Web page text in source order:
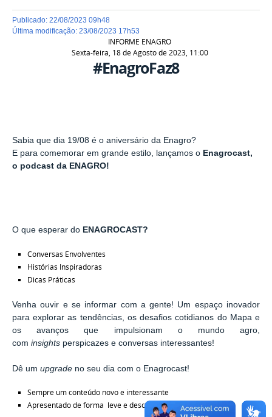
publicado: 22/08/2023 09h48
última modificação: 23/08/2023 17h53
INFORME ENAGRO
Sexta-feira, 18 de Agosto de 2023, 11:00
#EnagroFaz8
Sabia que dia 19/08 é o aniversário da Enagro?
E para comemorar em grande estilo, lançamos o Enagrocast,
o podcast da ENAGRO!
O que esperar do ENAGROCAST?
Conversas Envolventes
Histórias Inspiradoras
Dicas Práticas
Venha ouvir e se informar com a gente! Um espaço inovador
para explorar as tendências, os desafios cotidianos do Mapa e
os avanços que impulsionam o mundo agro,
com insights perspicazes e conversas interessantes!
Dê um upgrade no seu dia com o Enagrocast!
Sempre um conteúdo novo e interessante
Apresentado de forma leve e descomplicada